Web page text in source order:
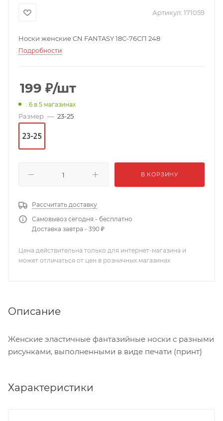
Артикул: 171059
Носки женские CN FANTASY 18С-76СП 248
Подробности
199 ₽/шт
: 6 в 5 магазинах
Размер — 23-25
В КОРЗИНУ
Рассчитать доставку
Самовывоз сегодня - бесплатно
Доставка завтра - 390 ₽
Цена действительна только для интернет-магазина и
может отличаться от цен в розничных магазинах
Описание
Женские эластичные фантазийные носки с разными
рисунками, выполненными в виде печати (принт)
Характеристики